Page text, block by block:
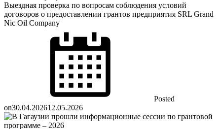
Выездная проверка по вопросам соблюдения условий
договоров о предоставлении грантов предприятия SRL Grand
Nic Oil Company
Posted
on30.04.202612.05.2026